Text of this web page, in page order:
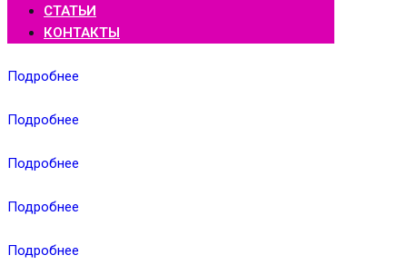
СТАТЬИ
КОНТАКТЫ
Подробнее
Подробнее
Подробнее
Подробнее
Подробнее